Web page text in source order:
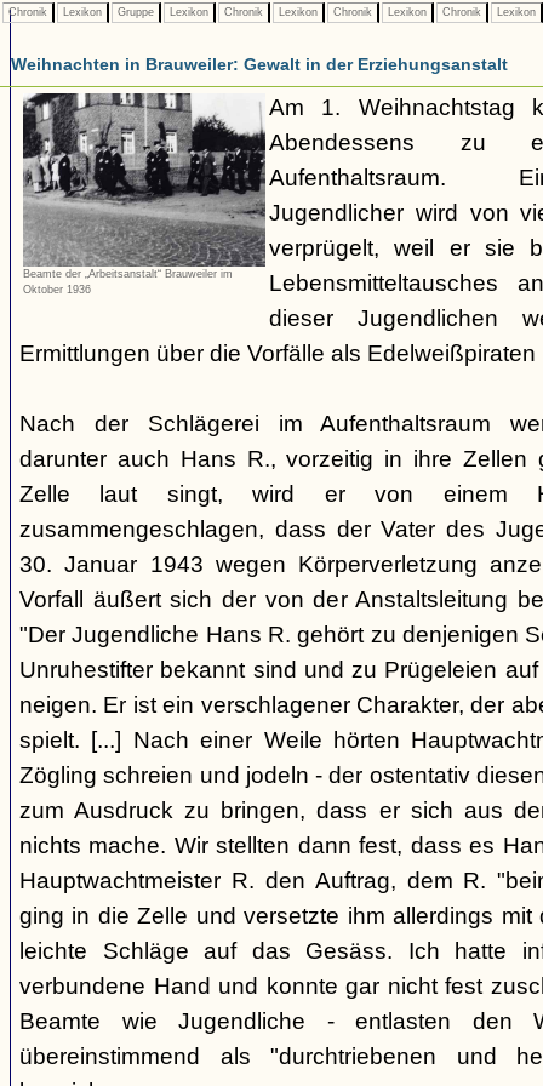
Chronik Lexikon Gruppe Lexikon Chronik Lexikon Chronik Lexikon Chronik Lexikon
Weihnachten in Brauweiler: Gewalt in der Erziehungsanstalt
Beamte der „Arbeitsanstalt“ Brauweiler im
Oktober 1936
Am 1. Weihnachtstag
Abendessens zu
Aufenthaltsraum.
Jugendlicher wird von
verprügelt, weil er sie
Lebensmitteltausches
dieser Jugendlichen
Ermittlungen über die Vorfälle als
Nach der Schlägerei im Aufenthaltsraum
darunter auch Hans R., vorzeitig in ihre Zellen
Zelle laut singt, wird er von einem
zusammengeschlagen, dass der Vater des
30. Januar 1943 wegen Körperverletzung
Vorfall äußert sich der von der Anstaltsleitung
"Der Jugendliche Hans R. gehört zu denjenigen
Unruhestifter bekannt sind und zu Prügeleien
neigen. Er ist ein verschlagener Charakter, der
spielt. [...] Nach einer Weile hörten
Zögling schreien und jodeln - der ostentativ
zum Ausdruck zu bringen, dass er sich aus
nichts mache. Wir stellten dann fest, dass es
Hauptwachtmeister R. den Auftrag, dem R.
ging in die Zelle und versetzte ihm allerdings
leichte Schläge auf das Gesäss. Ich hatte
verbundene Hand und konnte gar nicht fest
Beamte wie Jugendliche - entlasten den
übereinstimmend als "durchtriebenen und